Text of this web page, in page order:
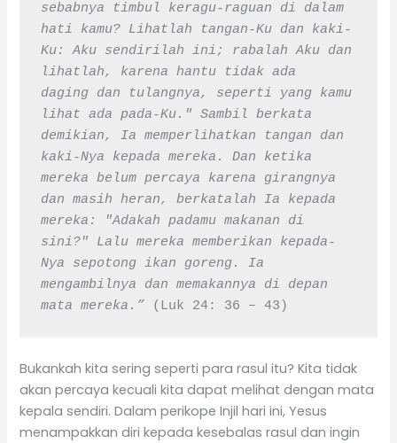
sebabnya timbul keragu-raguan di dalam
hati kamu? Lihatlah tangan-Ku dan kaki-
Ku: Aku sendirilah ini; rabalah Aku dan
lihatlah, karena hantu tidak ada
daging dan tulangnya, seperti yang kamu
lihat ada pada-Ku." Sambil berkata
demikian, Ia memperlihatkan tangan dan
kaki-Nya kepada mereka. Dan ketika
mereka belum percaya karena girangnya
dan masih heran, berkatalah Ia kepada
mereka: "Adakah padamu makanan di
sini?" Lalu mereka memberikan kepada-
Nya sepotong ikan goreng. Ia
mengambilnya dan memakannya di depan
mata mereka.”
(Luk 24: 36 – 43)
Bukankah kita sering seperti para rasul itu? Kita tidak
akan percaya kecuali kita dapat melihat dengan mata
kepala sendiri. Dalam perikope Injil hari ini, Yesus
menampakkan diri kepada kesebalas rasul dan ingin